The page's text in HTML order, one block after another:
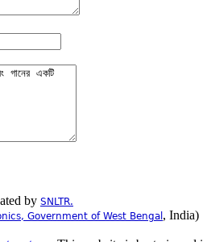
by SNLTR.
Government of West Bengal , India)